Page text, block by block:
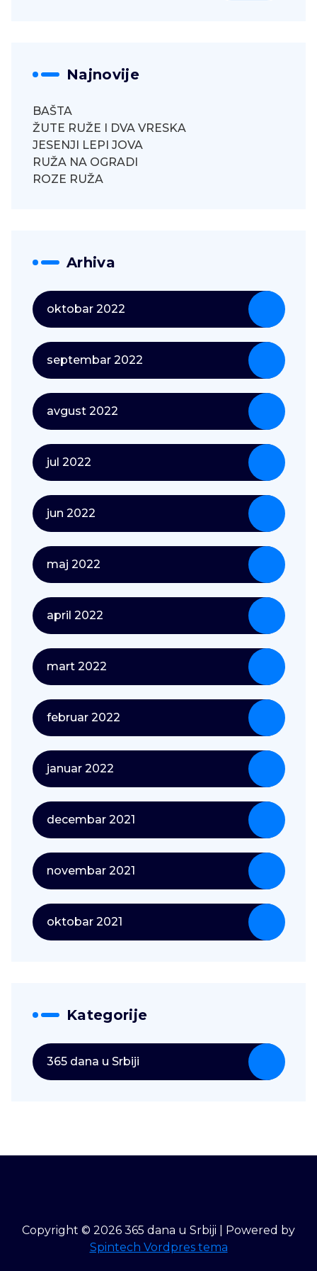
Najnovije
BAŠTA
ŽUTE RUŽE I DVA VRESKA
JESENJI LEPI JOVA
RUŽA NA OGRADI
ROZE RUŽA
Arhiva
oktobar 2022
septembar 2022
avgust 2022
jul 2022
jun 2022
maj 2022
april 2022
mart 2022
februar 2022
januar 2022
decembar 2021
novembar 2021
oktobar 2021
Kategorije
365 dana u Srbiji
Copyright © 2026 365 dana u Srbiji | Powered by
Spintech Vordpres tema